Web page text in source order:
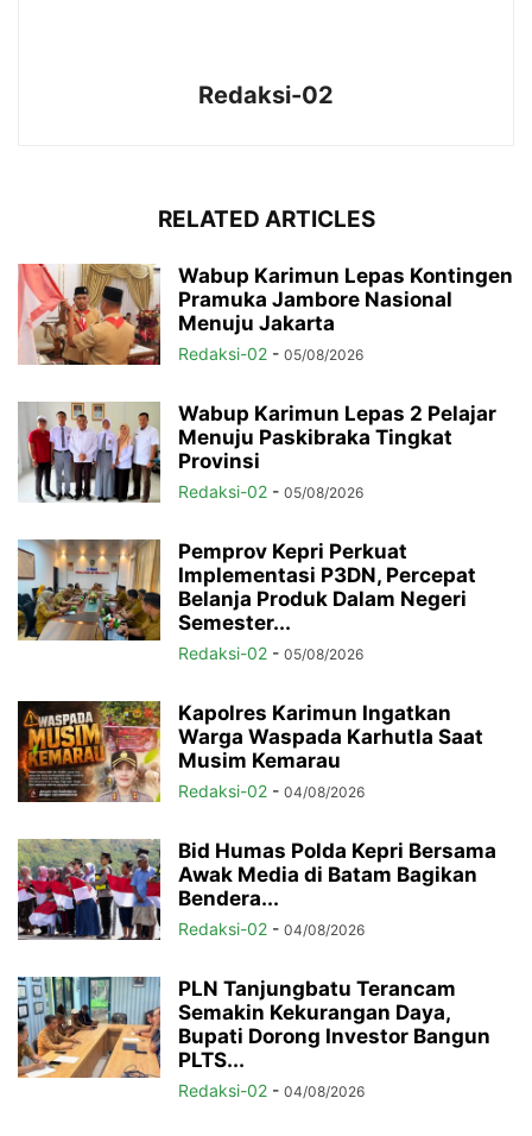
Redaksi-02
RELATED ARTICLES
Wabup Karimun Lepas Kontingen
Pramuka Jambore Nasional
Menuju Jakarta
Redaksi-02 - 05/08/2026
Wabup Karimun Lepas 2 Pelajar
Menuju Paskibraka Tingkat
Provinsi
Redaksi-02 - 05/08/2026
Pemprov Kepri Perkuat
Implementasi P3DN, Percepat
Belanja Produk Dalam Negeri
Semester...
Redaksi-02 - 05/08/2026
Kapolres Karimun Ingatkan
Warga Waspada Karhutla Saat
Musim Kemarau
Redaksi-02 - 04/08/2026
Bid Humas Polda Kepri Bersama
Awak Media di Batam Bagikan
Bendera...
Redaksi-02 - 04/08/2026
PLN Tanjungbatu Terancam
Semakin Kekurangan Daya,
Bupati Dorong Investor Bangun
PLTS...
Redaksi-02 - 04/08/2026